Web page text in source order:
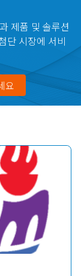
제품 및 솔루션
단 시장에 서비
요